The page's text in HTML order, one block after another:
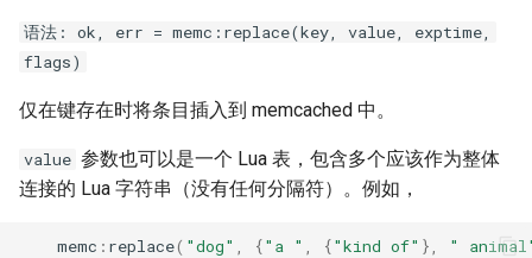
ts
unbrotli
语法: ok, err = memc:replace(key, value, exptime,
flags)
仅在键存在时将条目插入到 memcached 中。
value 参数也可以是一个 Lua 表，包含多个应该作为整体
连接的 Lua 字符串（没有任何分隔符）。例如，
memc : replace( "dog" {"a " {"kind of" }, "